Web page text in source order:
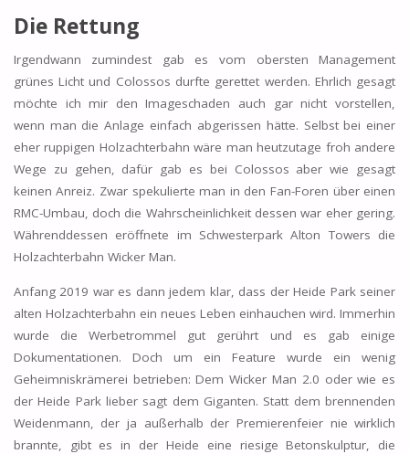
Die Rettung
Irgendwann zumindest gab es vom obersten Management
grünes Licht und Colossos durfte gerettet werden. Ehrlich gesagt
möchte ich mir den Imageschaden auch gar nicht vorstellen,
wenn man die Anlage einfach abgerissen hätte. Selbst bei einer
eher ruppigen Holzachterbahn wäre man heutzutage froh andere
Wege zu gehen, dafür gab es bei Colossos aber wie gesagt
keinen Anreiz. Zwar spekulierte man in den Fan-Foren über einen
RMC-Umbau, doch die Wahrscheinlichkeit dessen war eher gering.
Währenddessen eröffnete im Schwesterpark Alton Towers die
Holzachterbahn Wicker Man.
Anfang 2019 war es dann jedem klar, dass der Heide Park seiner
alten Holzachterbahn ein neues Leben einhauchen wird. Immerhin
wurde die Werbetrommel gut gerührt und es gab einige
Dokumentationen. Doch um ein Feature wurde ein wenig
Geheimniskrämerei betrieben: Dem Wicker Man 2.0 oder wie es
der Heide Park lieber sagt dem Giganten. Statt dem brennenden
Weidenmann, der ja außerhalb der Premierenfeier nie wirklich
brannte, gibt es in der Heide eine riesige Betonskulptur, die